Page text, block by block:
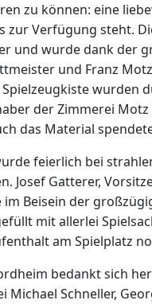
zu können: eine
zur Verfügung steht.
und wurde dank der
und Franz
wurden
der Zimmerei
das Material
feierlich bei
Josef Gatterer,
Beisein der
mit allerlei
am Spielplatz
bedankt sich
Michael Schneller,